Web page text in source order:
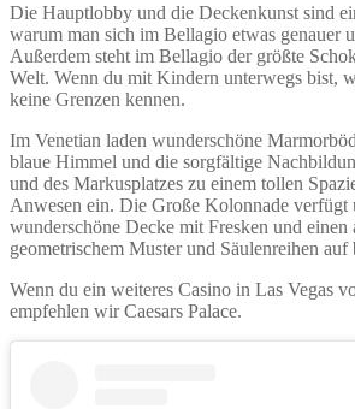
Die Hauptlobby und die Deckenkunst sind
warum man sich im Bellagio etwas genauer
Außerdem steht im Bellagio der größte
Welt. Wenn du mit Kindern unterwegs bist,
keine Grenzen kennen.
Im Venetian laden wunderschöne
blaue Himmel und die sorgfältige
und des Markusplatzes zu einem tollen
Anwesen ein. Die Große Kolonnade verfügt
wunderschöne Decke mit Fresken und
geometrischem Muster und Säulenreihen auf
Wenn du ein weiteres Casino in Las Vegas
empfehlen wir Caesars Palace.